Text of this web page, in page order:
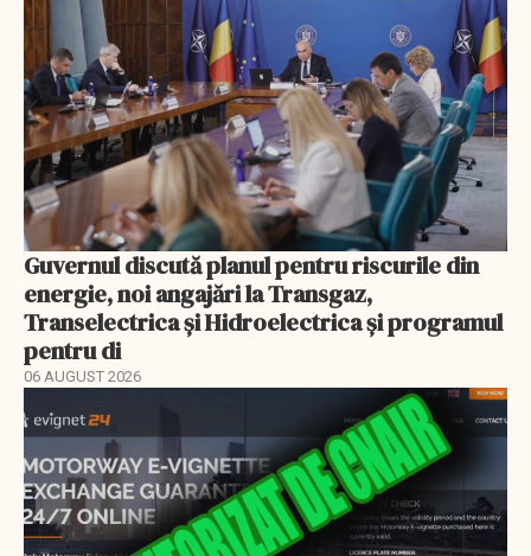
Guvernul discută planul pentru riscurile din
energie, noi angajări la Transgaz,
Transelectrica și Hidroelectrica și programul
pentru di
06 AUGUST 2026